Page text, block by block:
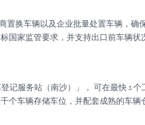
置换车辆以及企业批量处置车辆，确
国家监管要求，并支持出口前车辆状
记服务站（南沙）」， 可在最快 3 个
个车辆存储车位，并配套成熟的车辆